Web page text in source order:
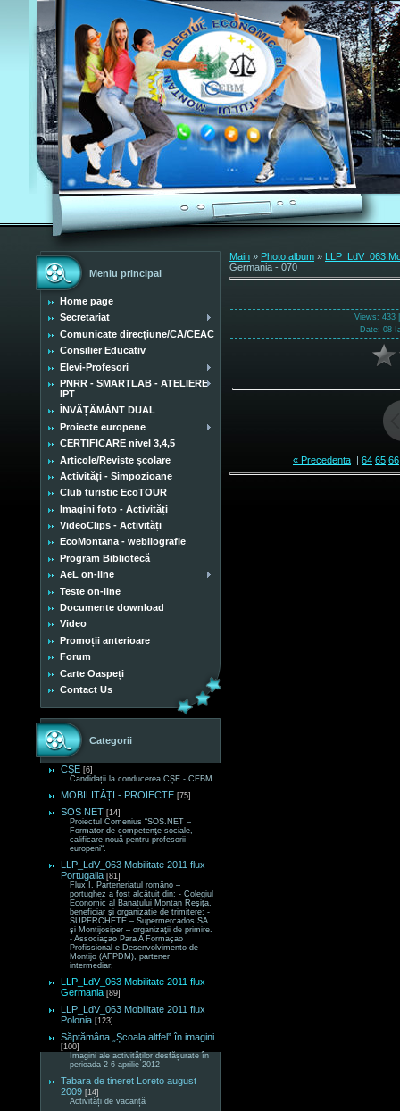
Meniu principal
Home page
Secretariat
Comunicate direcțiune/CA/CEAC
Consilier Educativ
Elevi-Profesori
PNRR - SMARTLAB - ATELIERE
IPT
ÎNVĂȚĂMÂNT DUAL
Proiecte europene
CERTIFICARE nivel 3,4,5
Articole/Reviste școlare
Activități - Simpozioane
Club turistic EcoTOUR
Imagini foto - Activități
VideoClips - Activități
EcoMontana - webliografie
Program Bibliotecă
AeL on-line
Teste on-line
Documente download
Video
Promoții anterioare
Forum
Carte Oaspeți
Contact Us
Categorii
CȘE [6]
Candidații la conducerea CȘE - CEBM
MOBILITĂȚI - PROIECTE [75]
SOS NET [14]
Proiectul Comenius “SOS.NET –
Formator de competenţe sociale,
calificare nouă pentru profesorii
europeni“.
LLP_LdV_063 Mobilitate 2011 flux
Portugalia [81]
Flux I. Parteneriatul româno –
portughez a fost alcătuit din: - Colegiul
Economic al Banatului Montan Reşiţa,
beneficiar şi organizatie de trimitere; -
SUPERCHETE – Supermercados SA
şi Montijosiper – organizaţii de primire.
- Associaçao Para A Formaçao
Profissional e Desenvolvimento de
Montijo (AFPDM), partener
intermediar;
LLP_LdV_063 Mobilitate 2011 flux
Germania [89]
LLP_LdV_063 Mobilitate 2011 flux
Polonia [123]
Săptămâna „Școala altfel” în imagini
[100]
Imagini ale activităților desfășurate în
perioada 2-6 aprilie 2012
Tabara de tineret Loreto august
2009 [14]
Activități de vacanță
Main » Photo album » LLP_LdV_063
Germania - 070
Views: 433
Date: 08
« Precedenta | 64 65 66